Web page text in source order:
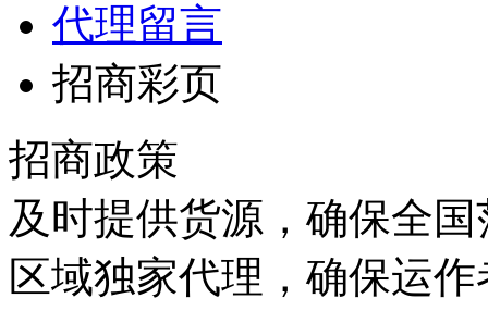
代理留言
招商彩页
招商政策
及时提供货源，确保全
区域独家代理，确保运